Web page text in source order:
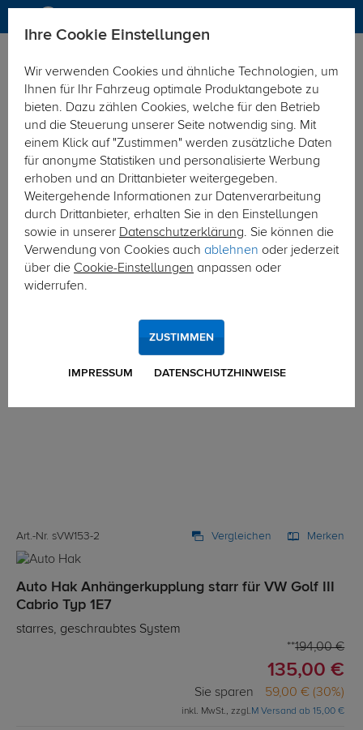
Hier geht's zur Fahrzeugübersicht: VW Golf III Cabrio
Art.-Nr. sVW153-2 Vergleichen Merken
Auto Hak Anhängerkupplung starr für VW Golf III
Cabrio Typ 1E7
starres, geschraubtes System
194,00 €
135,00 €
Sie sparen 59,00 € (30%)
inkl. MwSt., zzgl.M Versand ab 15,00 €
Ihre Cookie Einstellungen
Wir verwenden Cookies und ähnliche Technologien, um
Ihnen für Ihr Fahrzeug optimale Produktangebote zu
bieten. Dazu zählen Cookies, welche für den Betrieb
und die Steuerung unserer Seite notwendig sing. Mit
einem Klick auf "Zustimmen" werden zusätzliche Daten
für anonyme Statistiken und personalisierte Werbung
erhoben und an Drittanbieter weitergegeben.
Weitergehende Informationen zur Datenverarbeitung
durch Drittanbieter, erhalten Sie in den Einstellungen
sowie in unserer Datenschutzerklärung. Sie können die
Verwendung von Cookies auch ablehnen oder jederzeit
über die Cookie-Einstellungen anpassen oder
widerrufen.
IMPRESSUM DATENSCHUTZHINWEISE
ZUSTIMMEN